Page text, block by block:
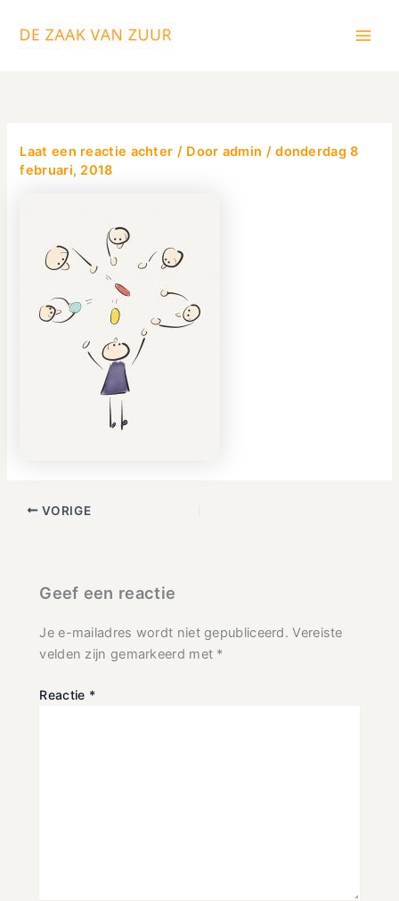
naar
Laat een reactie achter / Door admin /donderdag 8
februari, 2018
VORIGE
Geef een reactie
Je e-mailadres wordt niet gepubliceerd. Vereiste
velden zijn gemarkeerd met *
Reactie *